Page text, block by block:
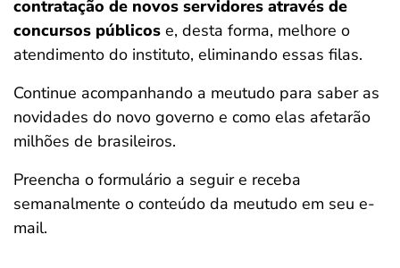
contratação de novos servidores através de
concursos públicos e, desta forma, melhore o
atendimento do instituto, eliminando essas filas.
Continue acompanhando a meutudo para saber as
novidades do novo governo e como elas afetarão
milhões de brasileiros.
Preencha o formulário a seguir e receba
semanalmente o conteúdo da meutudo em seu e-
mail.